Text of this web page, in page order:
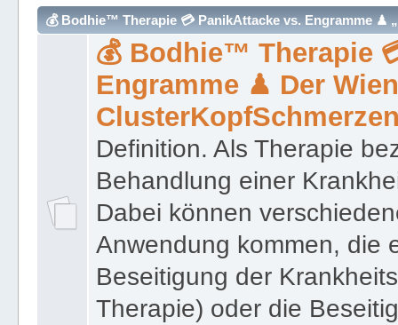
💰 Bodhie™ Therapie 💳 PanikAttacke vs. Engramme ♟
💰 Bodhie™ Therapie
Engramme ♟ Der
Definition. Als Therapie
Behandlung einer
Dabei können
Anwendung kommen, die
Beseitigung der
Therapie) oder die